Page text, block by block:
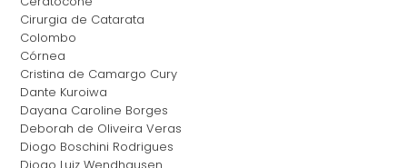
Cirurgia de Catarata
Colombo
Córnea
Cristina de Camargo Cury
Dante Kuroiwa
Dayana Caroline Borges
Deborah de Oliveira Veras
Diogo Boschini Rodrigues